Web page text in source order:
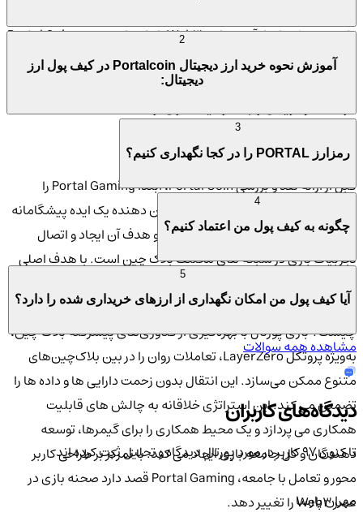
دادن به چشم انداز آینده بازی Web3 را دارد. این بررسی Portal Coin
ویژگی ها و ویژگی های متمایز Portal Coin را شرح می دهد. از آنجایی
که به طور بالقوه می تواند چشم انداز بازی را متحول کند، می تواند
فرصت سود زیادی را به سرمایه گذاران ارائه دهد.
بازی پورتال (Portal Gaming)چیست؟
قبل از ارائه نقد و بررسی Portal Coin، ابتدا Portal Gaming را
معرفی می کنیم. پروژه بازی پورتال نشان دهنده یک ایده پیشگامانه
است. این فراتر از مرزهای مرسوم است و هدف آن ایجاد و اتصال
تجربیات بازی در شبکه های مختلف بلاک چین است. با هدف اصلی
حذف تقسیم در صنعت بازی، بازی پورتال به دنبال متحد کردن
گیمرها و توسعه دهندگان در یک پلت فرم یکپارچه است. بازی پورتال
چیست؟ بازی پورتال با بهره‌گیری از فناوری‌های پیشرفته بلاک چین،
به‌ویژه پروتکل LayerZero، تعاملات روان را در بین بلاک‌چین‌های
متنوع ممکن می‌سازد. این انتقال بدون زحمت دارایی ها و داده ها را
تضمین می کند. این استراتژی خلاقانه به چالش های قابلیت
همکاری می پردازد و یک محیط همکاری را برای گیمرها، توسعه
دهندگان و کل جامعه بازی ایجاد می کند. با تمرکز بر طراحی کاربر
محور و تعامل با جامعه، Portal Gaming قصد دارد صحنه بازی در
عصر Web3 را تغییر دهد.
آموزش نحوه خرید ارز دیجیتال Portalcoin در کیف پول ارز
دیجیتال:
رمزارز PORTAL را در کجا نگهداری کنیم؟
چگونه به کیف پول من اعتماد کنیم؟
آیا کیف پول من امکان نگهداری از ارزهای خریداری شده را دارد؟
مشاهده همه سوالات
دیدگاه‌های کاربران
تا کنون 97 کاربر در مورد پورتالدیدگاه و تحلیل ثبت کرده اند
مهران پارسا